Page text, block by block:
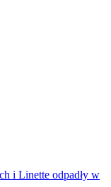
i Linette odpadły w